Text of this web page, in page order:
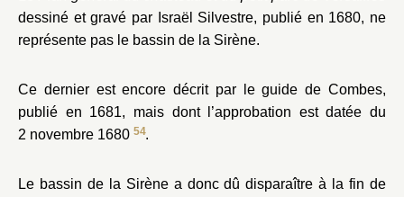
dessiné et gravé par Israël Silvestre, publié en 1680, ne
représente pas le bassin de la Sirène.
Ce dernier est encore décrit par le guide de Combes,
publié en 1681, mais dont l’approbation est datée du
2 novembre 1680 54.
Le bassin de la Sirène a donc dû disparaître à la fin de